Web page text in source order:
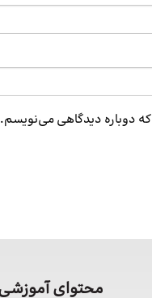
که دوباره دیدگاهی می‌نویسم.
محتوای